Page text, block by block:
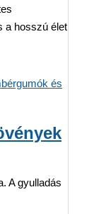
a hosszú élet
A gyulladás